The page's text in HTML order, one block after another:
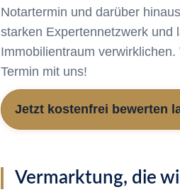
Notartermin und darüber
starken Expertennetzwerk und
Immobilientraum
Termin mit uns!
Jetzt kostenfrei bewerten
Vermarktung, die